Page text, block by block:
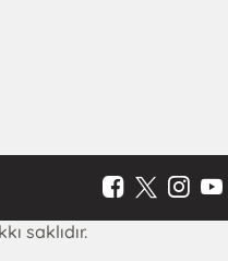
saklıdır.